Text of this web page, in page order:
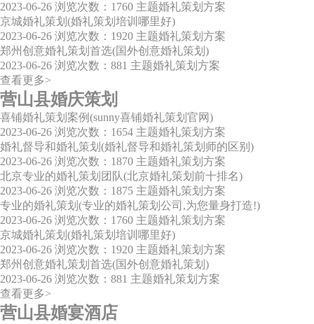
2023-06-26 浏览次数：1760 主题婚礼策划方案
京城婚礼策划(婚礼策划培训哪里好)
2023-06-26 浏览次数：1920 主题婚礼策划方案
郑州创意婚礼策划首选(国外创意婚礼策划)
2023-06-26 浏览次数：881 主题婚礼策划方案
查看更多>
营山县婚庆策划
喜铺婚礼策划案例(sunny喜铺婚礼策划官网)
2023-06-26 浏览次数：1654 主题婚礼策划方案
婚礼督导和婚礼策划(婚礼督导和婚礼策划师的区别)
2023-06-26 浏览次数：1870 主题婚礼策划方案
北京专业的婚礼策划团队(北京婚礼策划前十排名)
2023-06-26 浏览次数：1875 主题婚礼策划方案
专业的婚礼策划(专业的婚礼策划公司,为您量身打造!)
2023-06-26 浏览次数：1760 主题婚礼策划方案
京城婚礼策划(婚礼策划培训哪里好)
2023-06-26 浏览次数：1920 主题婚礼策划方案
郑州创意婚礼策划首选(国外创意婚礼策划)
2023-06-26 浏览次数：881 主题婚礼策划方案
查看更多>
营山县婚宴酒店